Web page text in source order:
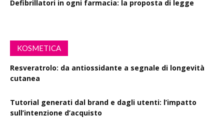
Defibrillatori in ogni farmacia: la proposta di legge
KOSMETICA
Resveratrolo: da antiossidante a segnale di longevità
cutanea
Tutorial generati dal brand e dagli utenti: l’impatto
sull’intenzione d’acquisto